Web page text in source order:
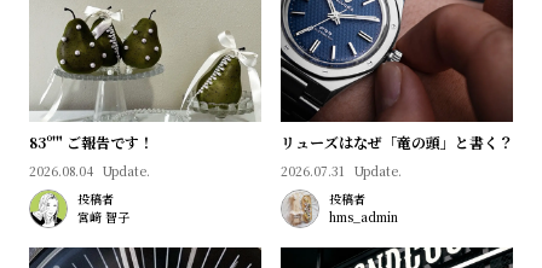
計
保
証
プ
ラ
印
サ
ー
ビ
ス
83º'" ご報告です！
2026.08.04 Update.
投稿者
宮﨑 智子
リューズはなぜ「竜の頭」と書く？
2026.07.31 Update.
投稿者
hms_admin